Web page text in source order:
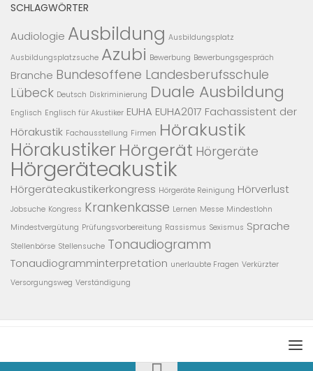
SCHLAGWÖRTER
Audiologie Ausbildung Ausbildungsplatz
Ausbildungsplatzsuche Azubi Bewerbung Bewerbungsgespräch
Branche Bundesoffene Landesberufsschule
Lübeck Deutsch Diskriminierung Duale Ausbildung
Englisch Englisch für Akustiker EUHA EUHA2017 Fachassistent der
Hörakustik Fachausstellung Firmen Hörakustik
HörakustikerHörgerät Hörgeräte
Hörgeräteakustik
Hörgeräteakustikerkongress Hörgeräte Reinigung Hörverlust
Jobsuche Kongress Krankenkasse Lernen Messe Mindestlohn
Mindestvergütung Prüfungsvorbereitung Rassismus Sexismus Sprache
Stellenbörse Stellensuche Tonaudiogramm
Tonaudiogramminterpretation unerlaubte Fragen Verkürzter
Versorgungsweg Verständigung